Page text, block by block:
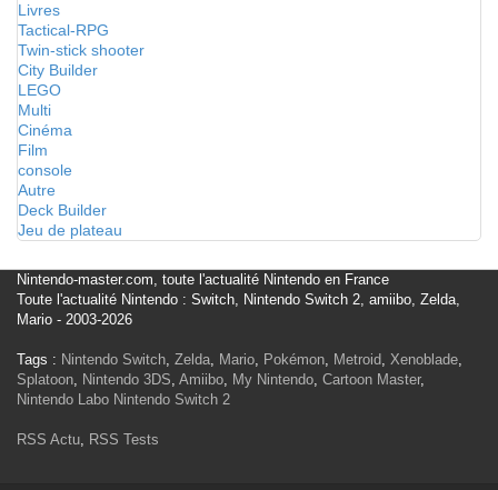
Livres
Tactical-RPG
Twin-stick shooter
City Builder
LEGO
Multi
Cinéma
Film
console
Autre
Deck Builder
Jeu de plateau
Nintendo-master.com, toute l'actualité Nintendo en France
Toute l'actualité Nintendo : Switch, Nintendo Switch 2, amiibo, Zelda,
Mario - 2003-2026
Tags : Nintendo Switch, Zelda, Mario, Pokémon, Metroid, Xenoblade,
Splatoon, Nintendo 3DS, Amiibo, My Nintendo, Cartoon Master,
Nintendo Labo Nintendo Switch 2
RSS Actu, RSS Tests